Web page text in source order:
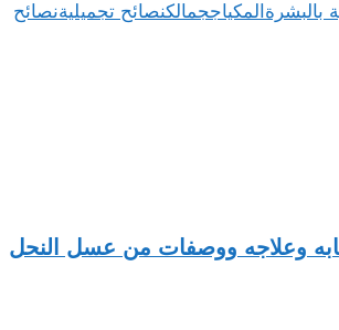
بالبشرة المكياججمالكنصائح تجميليةنصائح
وعلاجه ووصفات من عسل النحل